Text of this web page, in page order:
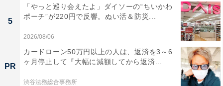
5
「やっと巡り会えたよ」ダイソーの“ちいかわ
ポーチ”が220円で反響。ぬい活＆防災...
2026/08/06
PR
カードローン50万円以上の人は、返済を3～6
ヶ月停止して『大幅に減額してから返済...
渋谷法務総合事務所